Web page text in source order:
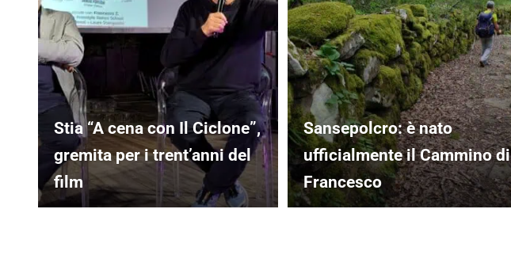
Stia “A cena con Il Ciclone”,
gremita per i trent’anni del
film
Sansepolcro: è nato
ufficialmente il Cammino di
Francesco